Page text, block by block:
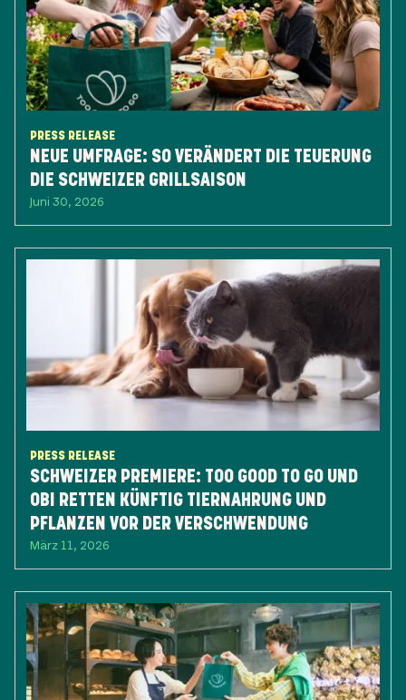
PRESS RELEASE
NEUE UMFRAGE: SO VERÄNDERT DIE TEUERUNG
DIE SCHWEIZER GRILLSAISON
Juni 30, 2026
PRESS RELEASE
SCHWEIZER PREMIERE: TOO GOOD TO GO UND
OBI RETTEN KÜNFTIG TIERNAHRUNG UND
PFLANZEN VOR DER VERSCHWENDUNG
März 11, 2026